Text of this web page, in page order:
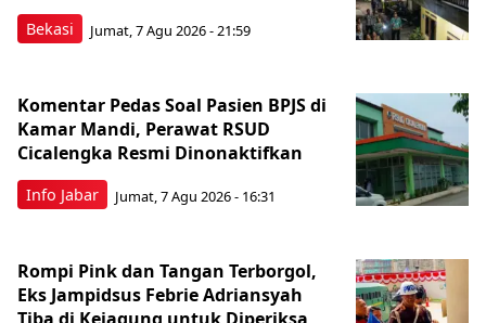
Bekasi Jumat, 7 Agu 2026 - 21:59
Info Jabar
Komentar Pedas Soal Pasien BPJS di
Kamar Mandi, Perawat RSUD
Cicalengka Resmi Dinonaktifkan
Jumat, 7 Agu 2026 - 16:31
Rompi Pink dan Tangan Terborgol,
Eks Jampidsus Febrie Adriansyah